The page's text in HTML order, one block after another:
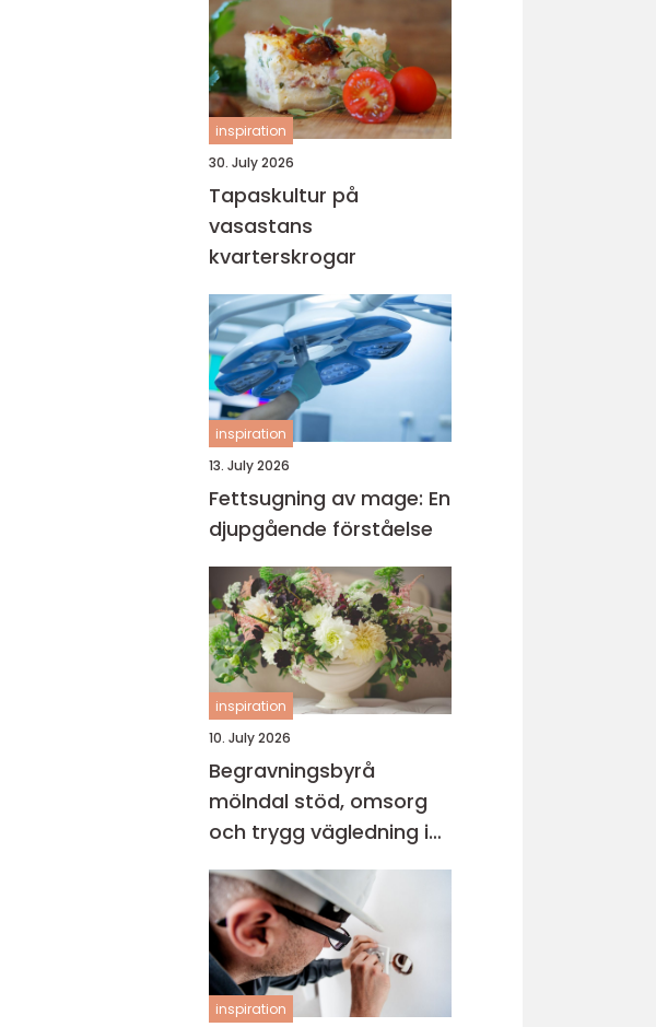
inspiration
30. July 2026
Tapaskultur på
vasastans
kvarterskrogar
inspiration
13. July 2026
Fettsugning av mage: En
djupgående förståelse
inspiration
10. July 2026
Begravningsbyrå
mölndal stöd, omsorg
och trygg vägledning i
en svår tid
inspiration